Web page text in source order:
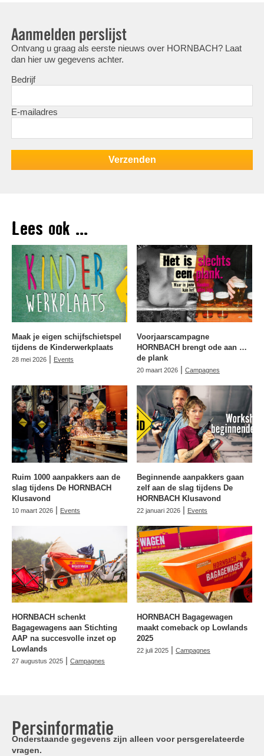
Aanmelden perslijst
Ontvang u graag als eerste nieuws over HORNBACH? Laat
dan hier uw gegevens achter.
Bedrijf
E-mailadres
Lees ook ...
Maak je eigen schijfschietspel
tijdens de Kinderwerkplaats
28 mei 2026 | Events
Voorjaarscampagne
HORNBACH brengt ode aan …
de plank
20 maart 2026 | Campagnes
Ruim 1000 aanpakkers aan de
slag tijdens De HORNBACH
Klusavond
10 maart 2026 | Events
Beginnende aanpakkers gaan
zelf aan de slag tijdens De
HORNBACH Klusavond
22 januari 2026 | Events
HORNBACH schenkt
Bagagewagens aan Stichting
AAP na succesvolle inzet op
Lowlands
27 augustus 2025 | Campagnes
HORNBACH Bagagewagen
maakt comeback op Lowlands
2025
22 juli 2025 | Campagnes
Persinformatie
Onderstaande gegevens zijn alleen voor persgerelateerde
vragen.